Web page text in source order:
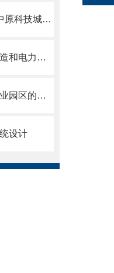
Acrel2000电力监控系统在中原科技城智慧能源配电工程中的应用
高速公路低压供配电系统改造和电力监控管理
浅谈能耗监测管理系统在产业园区的应用
设计